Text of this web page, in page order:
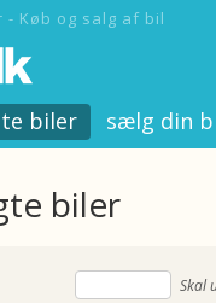
Køb og salg af bil
biler sælg din
biler
Skal